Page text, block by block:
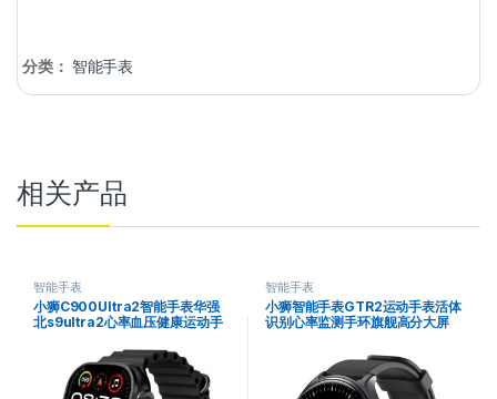
分类： 智能手表
相关产品
智能手表
小狮C900Ultra2智能手表华强
北s9ultra2心率血压健康运动手
智能手表
小狮智能手表GTR2运动手表活体
识别心率监测手环旗舰高分大屏